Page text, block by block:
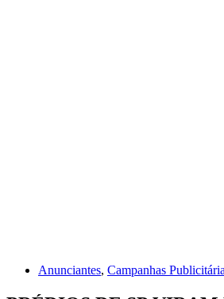
Anunciantes, Campanhas